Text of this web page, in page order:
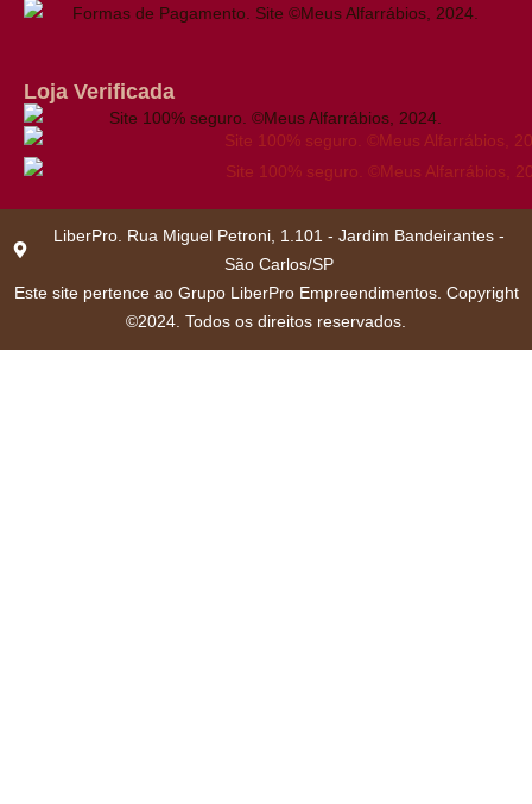
Loja Verificada
LiberPro. Rua Miguel Petroni, 1.101 - Jardim Bandeirantes -
São Carlos/SP
Este site pertence ao Grupo LiberPro Empreendimentos. Copyright
©2024. Todos os direitos reservados.